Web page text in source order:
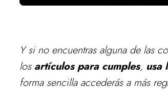
Y si no encuentras alguna de las
los artículos para cumples, usa
forma sencilla accederás a más